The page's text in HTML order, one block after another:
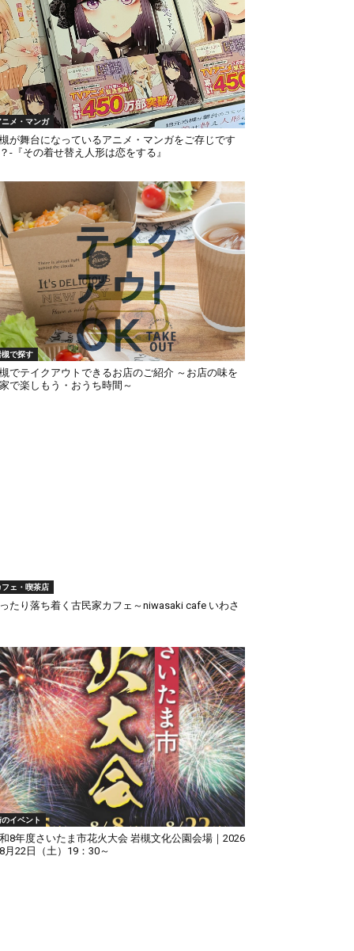
メ・マンガ
が舞台になっているアニメ・マンガをご存じです
-『その着せ替え人形は恋をする』
で探す
でテイクアウトできるお店のご紹介 ～お店の味を
で楽しもう・おうち時間～
ェ・喫茶店
たり落ち着く古民家カフェ～niwasaki cafe いわさ
イベント
8年度さいたま市花火大会 岩槻文化公園会場｜2026
月22日（土）19：30～